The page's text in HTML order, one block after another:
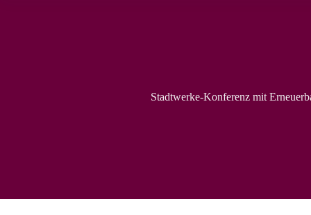
Stadtwerke-Konferenz mit